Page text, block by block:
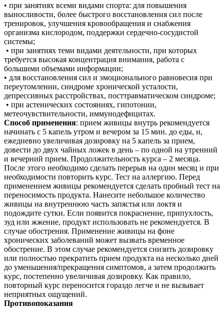
• при занятиях всеми видами спорта: для повышения
выносливости, более быстрого восстановления сил после
тренировок, улучшения кровообращения и снабжения
организма кислородом, поддержки сердечно-сосудистой
системы;
• при занятиях теми видами деятельности, при которых
требуется высокая концентрация внимания, работа с
большими объемами информации;
• для восстановления сил и эмоционального равновесия при
переутомлении, синдроме хронической усталости,
депрессивных расстройствах, посттравматическом синдроме;
• при астенических состояниях, гипотонии,
метеочувствительности, иммунодефицитах.
Способ применения: прием живицы внутрь рекомендуется
начинать с 5 капель утром и вечером за 15 мин. до еды, и,
ежедневно увеличивая дозировку на 5 капель за прием,
довести до двух чайных ложек в день – по одной на утренний
и вечерний прием. Продолжительность курса – 2 месяца.
После этого необходимо сделать перерыв на один месяц и при
необходимости повторить курс. Тест на аллергию. Перед
применением живицы рекомендуется сделать пробный тест на
переносимость продукта. Нанесите небольшое количество
живицы на внутреннюю часть запястья или локтя и
подождите сутки. Если появится покраснение, припухлость,
зуд или жжение, продукт использовать не рекомендуется. В
случае обострения. Применение живицы на фоне
хронических заболеваний может вызвать временное
обострение. В этом случае рекомендуется снизить дозировку
или полностью прекратить прием продукта на несколько дней
до уменьшения/прекращения симптомов, а затем продолжить
курс, постепенно увеличивая дозировку. Как правило,
повторный курс переносится гораздо легче и не вызывает
неприятных ощущений.
Противопоказания